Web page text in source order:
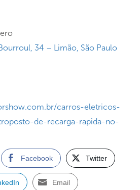
34 – Limão, São Paulo
carros-eletricos-
de-recarga-rapida-no-
Facebook Twitter
Email